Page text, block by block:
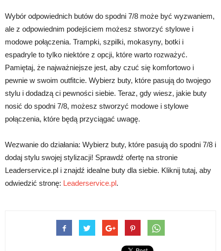
Wybór odpowiednich butów do spodni 7/8 może być wyzwaniem,
ale z odpowiednim podejściem możesz stworzyć stylowe i
modowe połączenia. Trampki, szpilki, mokasyny, botki i
espadryle to tylko niektóre z opcji, które warto rozważyć.
Pamiętaj, że najważniejsze jest, aby czuć się komfortowo i
pewnie w swoim outfitcie. Wybierz buty, które pasują do twojego
stylu i dodadzą ci pewności siebie. Teraz, gdy wiesz, jakie buty
nosić do spodni 7/8, możesz stworzyć modowe i stylowe
połączenia, które będą przyciągać uwagę.
Wezwanie do działania: Wybierz buty, które pasują do spodni 7/8 i
dodaj stylu swojej stylizacji! Sprawdź ofertę na stronie
Leaderservice.pl i znajdź idealne buty dla siebie. Kliknij tutaj, aby
odwiedzić stronę: Leaderservice.pl.